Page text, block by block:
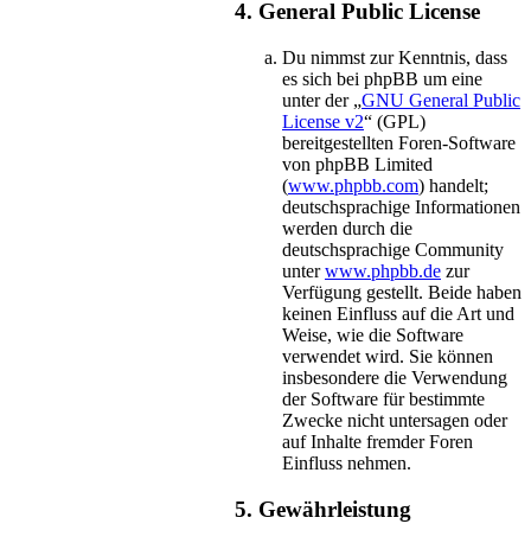
4. General Public License
Du nimmst zur Kenntnis, dass
es sich bei phpBB um eine
unter der „GNU General Public
License v2“ (GPL)
bereitgestellten Foren-Software
von phpBB Limited
(www.phpbb.com) handelt;
deutschsprachige Informationen
werden durch die
deutschsprachige Community
unterwww.phpbb.de zur
Verfügung gestellt. Beide haben
keinen Einfluss auf die Art und
Weise, wie die Software
verwendet wird. Sie können
insbesondere die Verwendung
der Software für bestimmte
Zwecke nicht untersagen oder
auf Inhalte fremder Foren
Einfluss nehmen.
5. Gewährleistung